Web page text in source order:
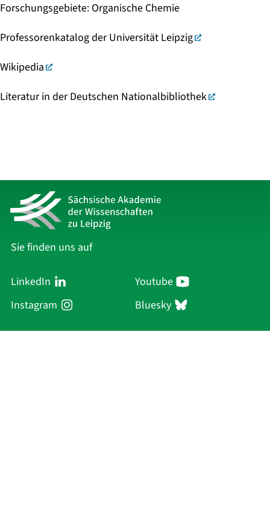
Forschungsgebiete: Organische Chemie
Professorenkatalog der Universität Leipzig
Wikipedia
Literatur in der Deutschen Nationalbibliothek
Sie finden uns auf
LinkedIn
Youtube
Instagram
Bluesky